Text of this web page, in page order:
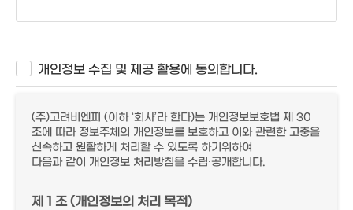
개인정보 수집 및 제공 활용에 동의합니다.
(주)고려비엔피 (이하 ‘회사’라 한다)는 개인정보보호법 제 30
조에 따라 정보주체의 개인정보를 보호하고 이와 관련한 고충을
신속하고 원활하게 처리할 수 있도록 하기위하여
다음과 같이 개인정보 처리방침을 수립∙공개합니다.
제 1 조 (개인정보의 처리 목적)